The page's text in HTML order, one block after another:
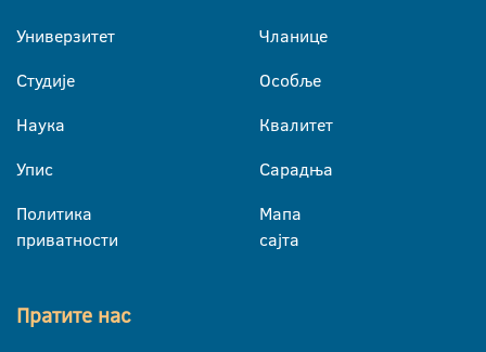
Универзитет
Студије
Наука
Упис
Политика
приватности
Чланице
Особље
Квалитет
Сарадња
Мапа
сајта
Пратите нас